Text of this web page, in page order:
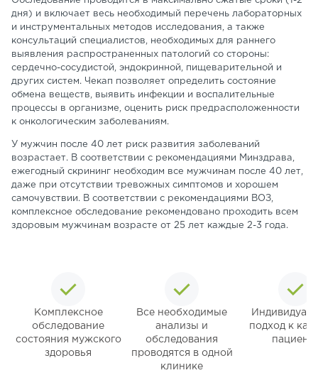
дня) и включает весь необходимый перечень лабораторных
и инструментальных методов исследования, а также
консультаций специалистов, необходимых для раннего
выявления распространенных патологий со стороны:
сердечно-сосудистой, эндокринной, пищеварительной и
других систем. Чекап позволяет определить состояние
обмена веществ, выявить инфекции и воспалительные
процессы в организме, оценить риск предрасположенности
к онкологическим заболеваниям.
У мужчин после 40 лет риск развития заболеваний
возрастает. В соответствии с рекомендациями Минздрава,
ежегодный скрининг необходим все мужчинам после 40 лет,
даже при отсутствии тревожных симптомов и хорошем
самочувствии. В соответствии с рекомендациями ВОЗ,
комплексное обследование рекомендовано проходить всем
здоровым мужчинам возрасте от 25 лет каждые 2-3 года.
Комплексное
обследование
состояния мужского
здоровья
Все необходимые
анализы и
обследования
проводятся в одной
клинике
подход к